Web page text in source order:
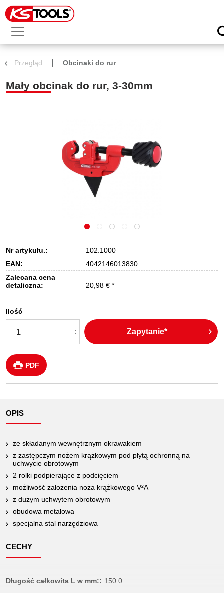
Przegląd Obcinaki do rur
Mały obcinak do rur, 3-30mm
Nr artykułu.:
102.1000
EAN:
4042146013830
Zalecana cena
detaliczna:
20,98 € *
Ilość
Zapytanie*
PDF
OPIS
ze składanym wewnętrznym okrawakiem
z zastępczym nożem krążkowym pod płytą ochronną na
uchwycie obrotowym
2 rolki podpierające z podcięciem
możliwość założenia noża krążkowego V²A
z dużym uchwytem obrotowym
obudowa metalowa
specjalna stal narzędziowa
CECHY
Długość całkowita L w mm:: 150.0